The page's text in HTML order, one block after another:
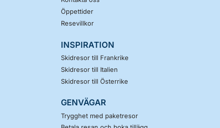
Öppettider
Resevillkor
INSPIRATION
Skidresor till Frankrike
Skidresor till Italien
Skidresor till Österrike
GENVÄGAR
Trygghet med paketresor